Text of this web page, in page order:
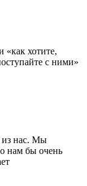
хотите,
с ними»
из нас. Мы
нам бы очень